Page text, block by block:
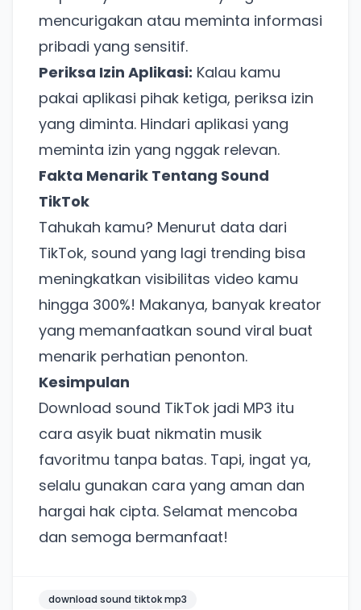
mencurigakan atau meminta informasi
pribadi yang sensitif.
Periksa Izin Aplikasi: Kalau kamu
pakai aplikasi pihak ketiga, periksa izin
yang diminta. Hindari aplikasi yang
meminta izin yang nggak relevan.
Fakta Menarik Tentang Sound
TikTok
Tahukah kamu? Menurut data dari
TikTok, sound yang lagi trending bisa
meningkatkan visibilitas video kamu
hingga 300%! Makanya, banyak kreator
yang memanfaatkan sound viral buat
menarik perhatian penonton.
Kesimpulan
Download sound TikTok jadi MP3 itu
cara asyik buat nikmatin musik
favoritmu tanpa batas. Tapi, ingat ya,
selalu gunakan cara yang aman dan
hargai hak cipta. Selamat mencoba
dan semoga bermanfaat!
download sound tiktok mp3
Ada Website Baru!
Khusus untuk kamu yang mau coba
untuk pengalaman lebih baik.
Tanpa daftar ulang, gratis dicoba. Kamu tetap bisa
pakai Zona Sosmed kapan saja.
Coba BulkFame
Lain kali saja